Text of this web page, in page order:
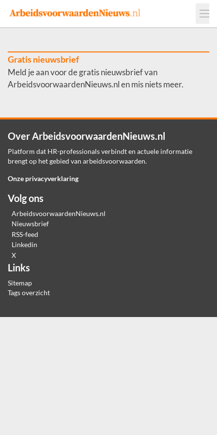
Events
Adverteren
Werkgevers
Contact
Gratis nieuwsbrief
Meld je aan voor de gratis nieuwsbrief van
ArbeidsvoorwaardenNieuws.nl en mis niets meer.
Over ArbeidsvoorwaardenNieuws.nl
Platform dat HR-professionals verbindt en actuele informatie
brengt op het gebied van arbeidsvoorwaarden.
Onze privacyverklaring
Volg ons
ArbeidsvoorwaardenNieuws.nl
Nieuwsbrief
RSS-feed
Linkedin
X
Links
Sitemap
Tags overzicht